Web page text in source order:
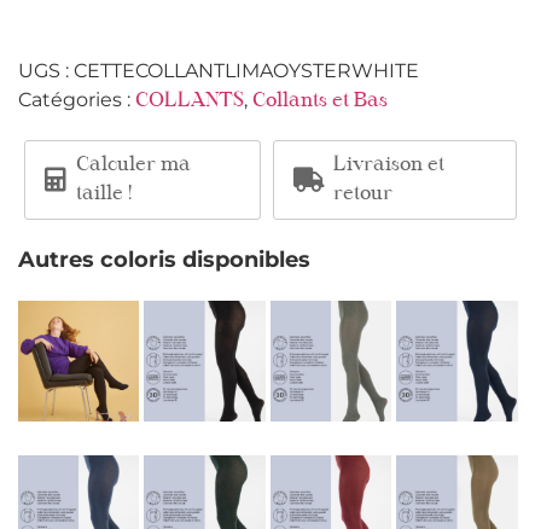
UGS : CETTECOLLANTLIMAOYSTERWHITE
Catégories : COLLANTS, Collants et Bas
Calculer ma
taille !
Livraison et
retour
Autres coloris disponibles